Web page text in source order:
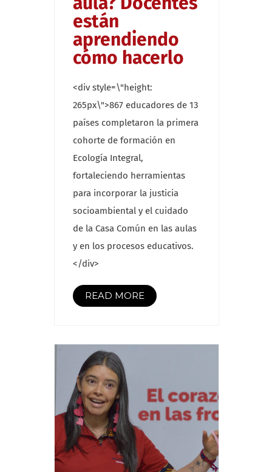
están
aprendiendo
cómo hacerlo
<div style=\"height:
265px\">867 educadores de 13
países completaron la primera
cohorte de formación en
Ecología Integral,
fortaleciendo herramientas
para incorporar la justicia
socioambiental y el cuidado
de la Casa Común en las aulas
y en los procesos educativos.
</div>
READ MORE